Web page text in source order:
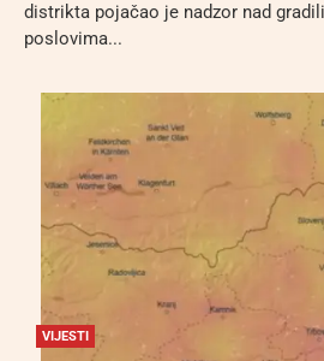
distrikta pojačao je nadzor nad
poslovima...
VIJESTI